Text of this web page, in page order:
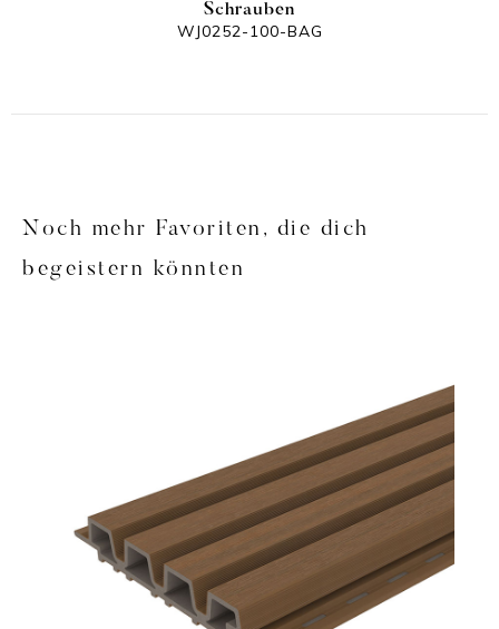
Schrauben
WJ0252-100-BAG
Noch mehr Favoriten, die dich
begeistern könnten